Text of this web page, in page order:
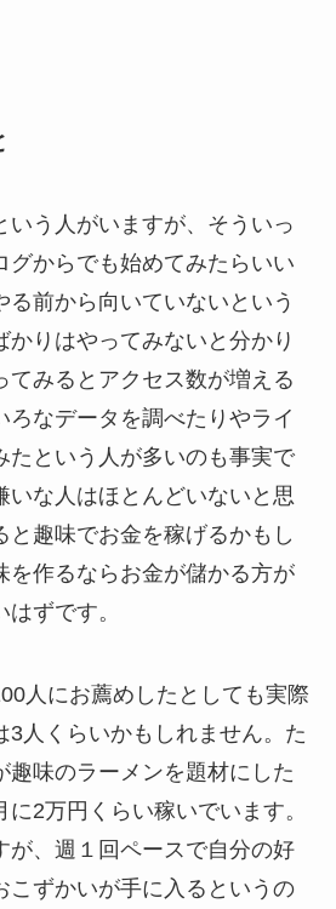
いう人がいますが、そういっ
グからでも始めてみたらいい
る前から向いていないという
かりはやってみないと分かり
てみるとアクセス数が増える
ろなデータを調べたりやライ
たという人が多いのも事実で
いな人はほとんどいないと思
と趣味でお金を稼げるかもし
を作るならお金が儲かる方が
ずです。
人にお薦めしたとしても実際
3人くらいかもしれません。た
趣味のラーメンを題材にした
2万円くらい稼いでいます。
が、週１回ペースで自分の好
こずかいが手に入るというの